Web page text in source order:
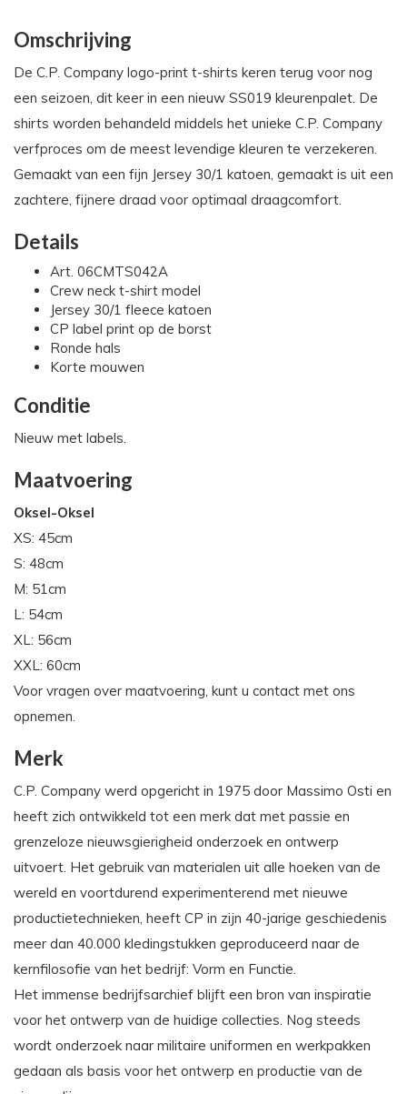
Omschrijving
De C.P. Company logo-print t-shirts keren terug voor nog
een seizoen, dit keer in een nieuw SS019 kleurenpalet. De
shirts worden behandeld middels het unieke C.P. Company
verfproces om de meest levendige kleuren te verzekeren.
Gemaakt van een fijn Jersey 30/1 katoen, gemaakt is uit een
zachtere, fijnere draad voor optimaal draagcomfort.
Details
Art. 06CMTS042A
Crew neck t-shirt model
Jersey 30/1 fleece katoen
CP label print op de borst
Ronde hals
Korte mouwen
Conditie
Nieuw met labels.
Maatvoering
Oksel-Oksel
XS: 45cm
S: 48cm
M: 51cm
L: 54cm
XL: 56cm
XXL: 60cm
Voor vragen over maatvoering, kunt u contact met ons
opnemen.
Merk
C.P. Company werd opgericht in 1975 door Massimo Osti en
heeft zich ontwikkeld tot een merk dat met passie en
grenzeloze nieuwsgierigheid onderzoek en ontwerp
uitvoert. Het gebruik van materialen uit alle hoeken van de
wereld en voortdurend experimenterend met nieuwe
productietechnieken, heeft CP in zijn 40-jarige geschiedenis
meer dan 40.000 kledingstukken geproduceerd naar de
kernfilosofie van het bedrijf: Vorm en Functie.
Het immense bedrijfsarchief blijft een bron van inspiratie
voor het ontwerp van de huidige collecties. Nog steeds
wordt onderzoek naar militaire uniformen en werkpakken
gedaan als basis voor het ontwerp en productie van de